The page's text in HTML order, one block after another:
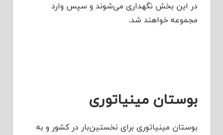
در این بخش نگهداری می‌شوند و سپس وارد
مجموعه خواهند شد.
بوستان مینیاتوری
بوستان‌ مینیاتوری برای نخستین‌بار در کشور و به